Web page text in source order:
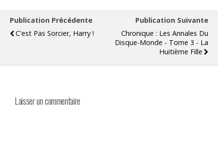
Publication Précédente
C'est Pas Sorcier, Harry !
Publication Suivante
Chronique : Les Annales Du
Disque-Monde - Tome 3 - La
Huitième Fille
Laisser un commentaire